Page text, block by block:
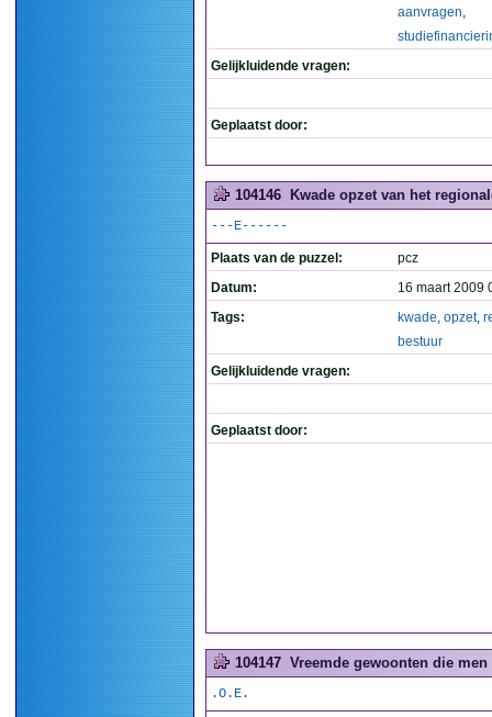
aanvragen,
Gelijkluidende vragen:
Geplaatst door:
104146 Kwade opzet van het
---E------
Plaats van de puzzel:
pcz
Datum:
16 maart 2009
Tags:
kwade, opzet,
bestuur
Gelijkluidende vragen:
Geplaatst door:
104147 Vreemde gewoonten die
.O.E.